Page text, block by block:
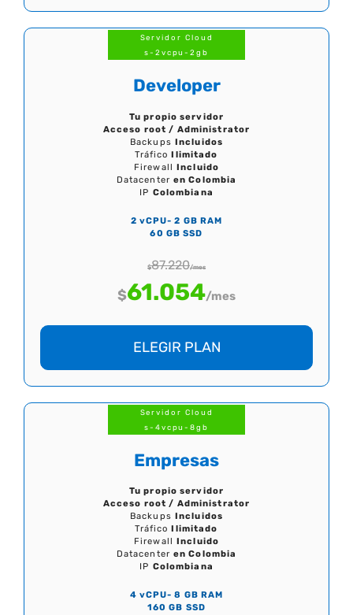
Servidor Cloud
s-2vcpu-2gb
Developer
Tu propio servidor
Acceso root / Administrator
Backups Incluidos
TráficoIlimitado
FirewallIncluido
Datacenter en Colombia
IP Colombiana
2 vCPU- 2 GB RAM
60 GB SSD
$87.220/mes
$61.054/mes
ELEGIR PLAN
Servidor Cloud
s-4vcpu-8gb
Empresas
Tu propio servidor
Acceso root / Administrator
Backups Incluidos
Tráfico Ilimitado
Firewall Incluido
Datacenter en Colombia
IP Colombiana
4 vCPU- 8 GB RAM
160 GB SSD